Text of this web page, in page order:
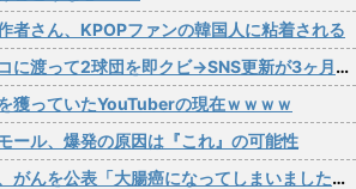
者さん、KPOPファンの韓国人に粘着される
て2球団を即クビ→SNS更新が3ヶ月間止まって消息不明に
獲っていたYouTuberの現在ｗｗｗｗ
ール、爆発の原因は『これ』の可能性
大腸癌になってしまいました。肝臓に転移も見られてステージ4です」